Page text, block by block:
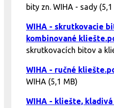
bity zn. WIHA - sady (5,1
WIHA - skrutkovacie
kombinované
skrutkovacích bitov a
WIHA - ručné
WIHA (5,1 MB)
WIHA - kliešte,